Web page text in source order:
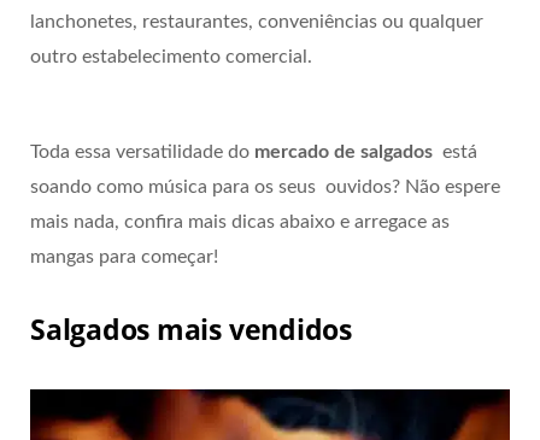
lanchonetes, restaurantes, conveniências ou qualquer
outro estabelecimento comercial.
Toda essa versatilidade do mercado de salgados está
soando como música para os seus ouvidos? Não espere
mais nada, confira mais dicas abaixo e arregace as
mangas para começar!
Salgados mais vendidos